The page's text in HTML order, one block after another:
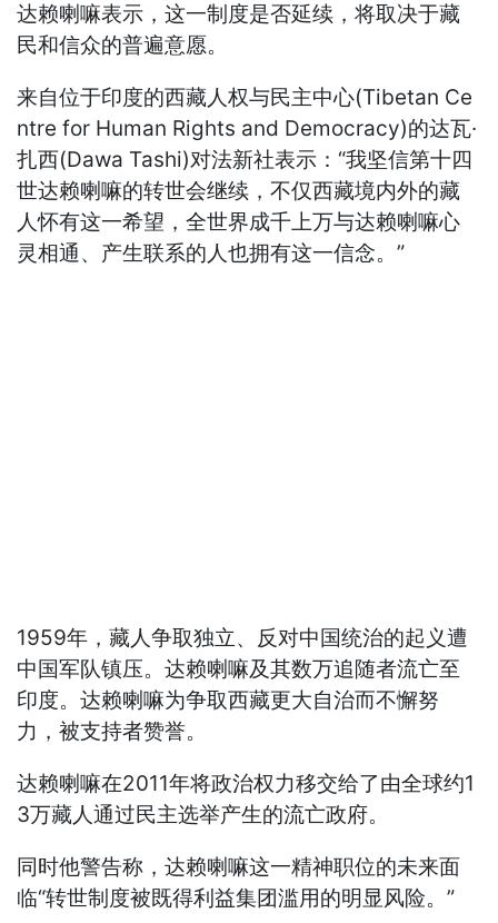
达赖喇嘛表示，这一制度是否延续，将取决于藏
民和信众的普遍意愿。
来自位于印度的西藏人权与民主中心(Tibetan Ce
ntre for Human Rights and Democracy)的达瓦·
扎西(Dawa Tashi)对法新社表示：“我坚信第十四
世达赖喇嘛的转世会继续，不仅西藏境内外的藏
人怀有这一希望，全世界成千上万与达赖喇嘛心
灵相通、产生联系的人也拥有这一信念。”
1959年，藏人争取独立、反对中国统治的起义遭
中国军队镇压。达赖喇嘛及其数万追随者流亡至
印度。达赖喇嘛为争取西藏更大自治而不懈努
力，被支持者赞誉。
达赖喇嘛在2011年将政治权力移交给了由全球约1
3万藏人通过民主选举产生的流亡政府。
同时他警告称，达赖喇嘛这一精神职位的未来面
临“转世制度被既得利益集团滥用的明显风险。”